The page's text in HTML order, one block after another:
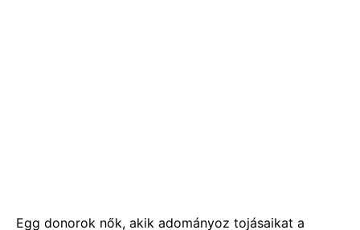
Egg donorok nők, akik adományoz tojásaikat a